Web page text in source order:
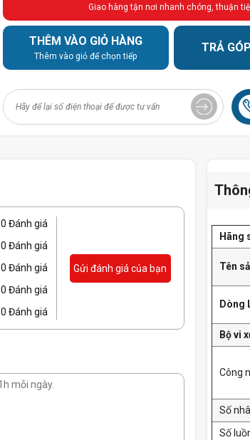
Giao hàng tận nơi nhanh chóng, thuận
THÊM VÀO GIỎ HÀNG
Thêm vào giỏ để chọn tiếp
TRẢ
0 Đánh giá
0 Đánh giá
0 Đánh giá
0 Đánh giá
0 Đánh giá
Gửi đánh giá của bạn
Hãng
Tên
Dòng
Bộ vi
Công
Số
Số